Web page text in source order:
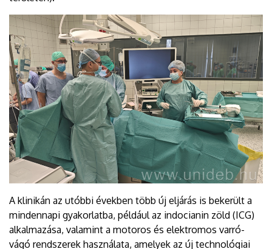
A klinikán az utóbbi években több új eljárás is bekerült a
mindennapi gyakorlatba, például az indocianin zöld (ICG)
alkalmazása, valamint a motoros és elektromos varró-
vágó rendszerek használata, amelyek az új technológiai